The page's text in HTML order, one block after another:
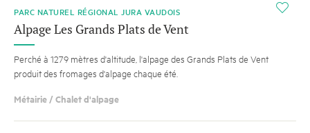
i
PARC NATUREL RÉGIONAL JURA VAUDOIS
Alpage Les Grands Plats de Vent
Perché à 1279 mètres d'altitude, l'alpage des Grands Plats de Vent
produit des fromages d'alpage chaque été.
Métairie / Chalet d'alpage